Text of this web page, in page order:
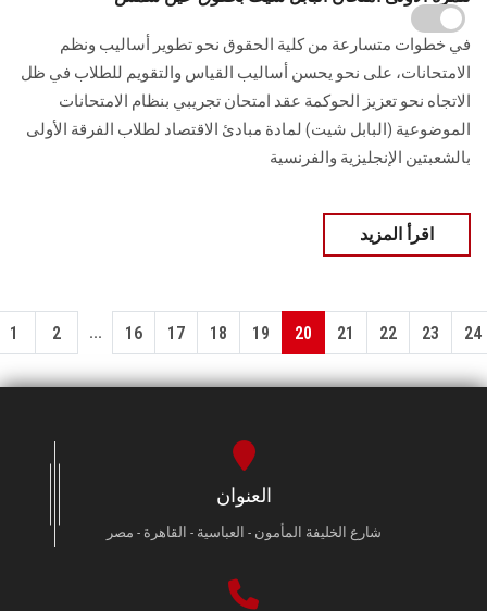
في خطوات متسارعة من كلية الحقوق نحو تطوير أساليب ونظم
الامتحانات، على نحو يحسن أساليب القياس والتقويم للطلاب في ظل
الاتجاه نحو تعزيز الحوكمة عقد امتحان تجريبي بنظام الامتحانات
الموضوعية (البابل شيت) لمادة مبادئ الاقتصاد لطلاب الفرقة الأولى
بالشعبتين الإنجليزية والفرنسية
اقرأ المزيد
1 2 ... 16 17 18 19 20 21 22 23 24
العنوان
شارع الخليفة المأمون - العباسية - القاهرة - مصر